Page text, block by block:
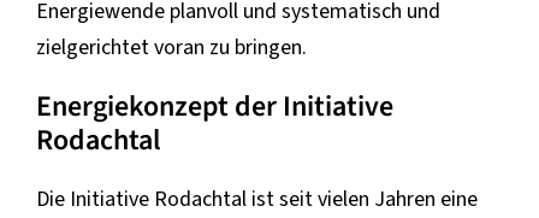
Energiewende planvoll und systematisch und
zielgerichtet voran zu bringen.
Energiekonzept der Initiative
Rodachtal
Die Initiative Rodachtal ist seit vielen Jahren eine